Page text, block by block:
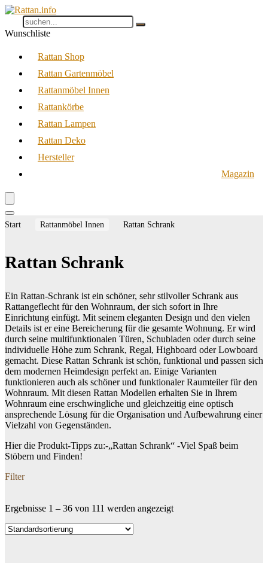
Wunschliste
Rattan Shop
Rattan Gartenmöbel
Rattanmöbel Innen
Rattankörbe
Rattan Lampen
Rattan Deko
Hersteller
Magazin
Start Rattanmöbel Innen Rattan Schrank
Rattan Schrank
Ein Rattan-Schrank ist ein schöner, sehr stilvoller Schrank aus
Rattangeflecht für den Wohnraum, der sich sofort in Ihre
Einrichtung einfügt. Mit seinem eleganten Design und den vielen
Details ist er eine Bereicherung für die gesamte Wohnung. Er wird
durch seine multifunktionalen Türen, Schubladen oder durch seine
individuelle Höhe zum Schrank, Regal, Highboard oder Lowboard
gemacht. Diese Rattan Schrank ist schön, funktional und passen sich
dem modernen Heimdesign perfekt an. Einige Varianten
funktionieren auch als schöner und funktionaler Raumteiler für den
Wohnraum. Mit diesen Rattan Modellen erhalten Sie in Ihrem
Wohnraum eine erschwingliche und gleichzeitig eine optisch
ansprechende Lösung für die Organisation und Aufbewahrung einer
Vielzahl von Gegenständen.
Hier die Produkt-Tipps zu:-„Rattan Schrank“ -Viel Spaß beim
Stöbern und Finden!
Filter
Dein Budget
Price filter
Ergebnisse 1 – 36 von 111 werden angezeigt